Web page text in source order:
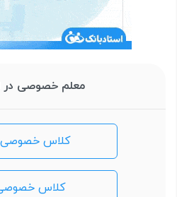
معلم خصوصی در
کلاس خصوصی
کلاس